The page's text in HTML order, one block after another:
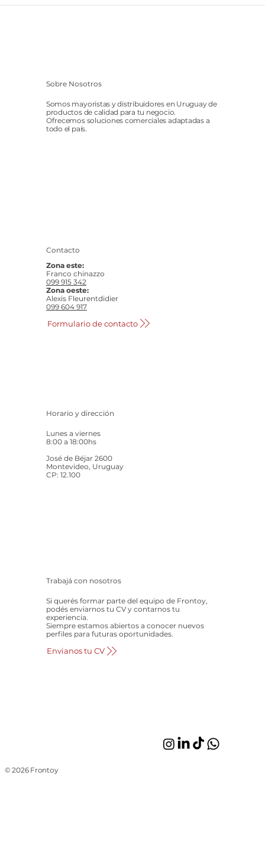
© 2026 Frontoy
Sobre Nosotros
Somos mayoristas y distribuidores en Uruguay de
productos de calidad para tu negocio.
Ofrecemos soluciones comerciales adaptadas a
todo el país.
Contacto
Zona este:
Franco chinazzo
099 915 342
Zona oeste:
Alexis Fleurentdidier
099 604 917
Formulario de contacto
Horario y dirección
Lunes a viernes
8:00 a 18:00hs
José de Béjar 2600
Montevideo, Uruguay
CP: 12.100
Trabajá con nosotros
Si querés formar parte del equipo de Frontoy,
podés enviarnos tu CV y contarnos tu
experiencia.
Siempre estamos abiertos a conocer nuevos
perfiles para futuras oportunidades.
Envianos tu CV